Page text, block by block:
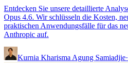
Entdecken Sie unsere detaillierte
Opus 4.6. Wir schlüsseln die Kosten,
praktischen Anwendungsfälle für das
Anthropic auf.
Kurnia Kharisma Agung Samiadjie·